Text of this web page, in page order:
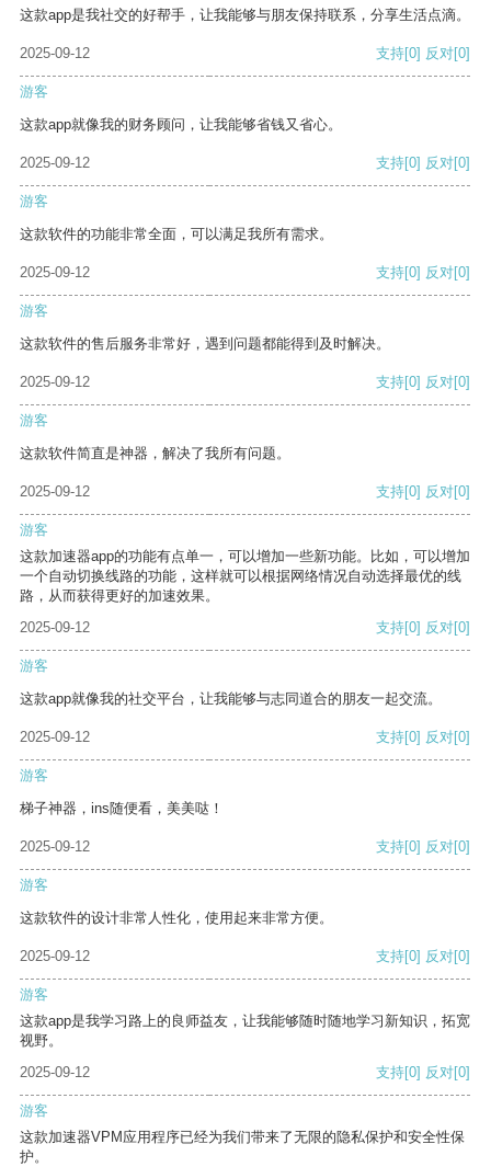
这款app是我社交的好帮手，让我能够与朋友保持联系，分享生活点滴。
2025-09-12 支持[0] 反对[0]
游客
这款app就像我的财务顾问，让我能够省钱又省心。
2025-09-12 支持[0] 反对[0]
游客
这款软件的功能非常全面，可以满足我所有需求。
2025-09-12 支持[0] 反对[0]
游客
这款软件的售后服务非常好，遇到问题都能得到及时解决。
2025-09-12 支持[0] 反对[0]
游客
这款软件简直是神器，解决了我所有问题。
2025-09-12 支持[0] 反对[0]
游客
这款加速器app的功能有点单一，可以增加一些新功能。比如，可以增加
一个自动切换线路的功能，这样就可以根据网络情况自动选择最优的线
路，从而获得更好的加速效果。
2025-09-12
支持[0] 反对[0]
游客
这款app就像我的社交平台，让我能够与志同道合的朋友一起交流。
2025-09-12 支持[0] 反对[0]
游客
梯子神器，ins随便看，美美哒！
2025-09-12 支持[0] 反对[0]
游客
这款软件的设计非常人性化，使用起来非常方便。
2025-09-12 支持[0] 反对[0]
游客
这款app是我学习路上的良师益友，让我能够随时随地学习新知识，拓宽
视野。
2025-09-12
支持[0] 反对[0]
游客
这款加速器VPM应用程序已经为我们带来了无限的隐私保护和安全性保
护。